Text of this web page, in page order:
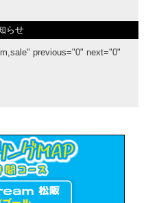
らせ
previous="0" next="0"